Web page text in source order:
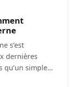
s’est
dernières
qu’un simple…